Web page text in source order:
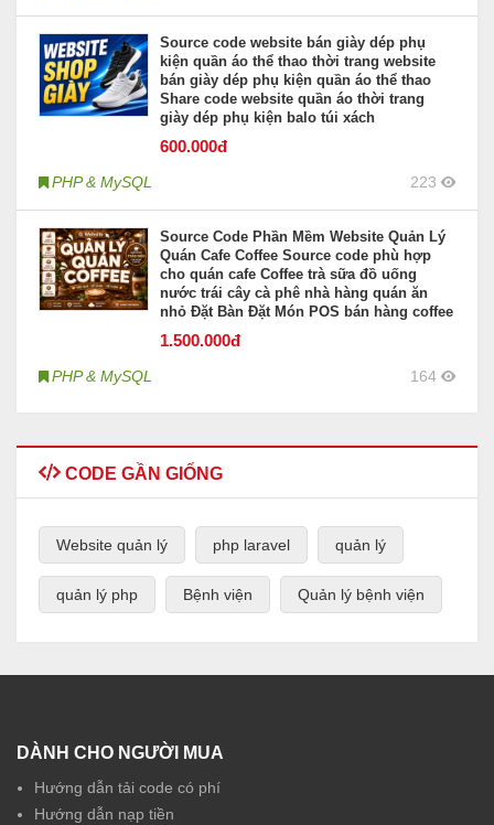
Source code website bán giày dép phụ
kiện quần áo thể thao thời trang website
bán giày dép phụ kiện quần áo thể thao
Share code website quần áo thời trang
giày dép phụ kiện balo túi xách
600.000đ
PHP & MySQL 223
Source Code Phần Mềm Website Quản Lý
Quán Cafe Coffee Source code phù hợp
cho quán cafe Coffee trà sữa đồ uống
nước trái cây cà phê nhà hàng quán ăn
nhỏ Đặt Bàn Đặt Món POS bán hàng coffee
1.500.000đ
PHP & MySQL 164
CODE GẦN GIỐNG
Website quản lý php laravel quản lý
quản lý php Bệnh viện Quản lý bệnh viện
DÀNH CHO NGƯỜI MUA
Hướng dẫn tải code có phí
Hướng dẫn nạp tiền